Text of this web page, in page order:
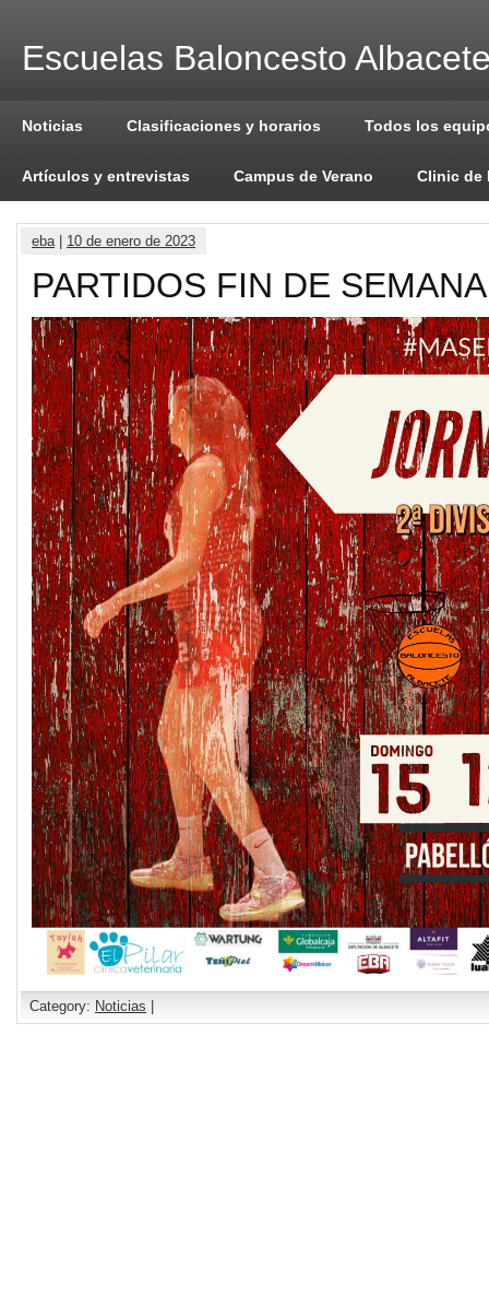
Escuelas Baloncesto
Noticias Clasificaciones y horarios Todos los
Artículos y entrevistas Campus de Verano Clinic de
eba| 10 de enero de 2023
PARTIDOS FIN DE
Category: Noticias